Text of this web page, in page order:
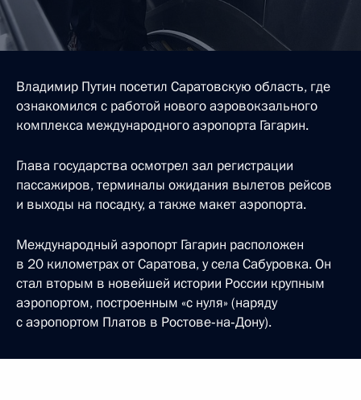
Владимир Путин посетил Саратовскую область, где
ознакомился с работой нового аэровокзального
комплекса международного аэропорта Гагарин.
Глава государства осмотрел зал регистрации
пассажиров, терминалы ожидания вылетов рейсов
и выходы на посадку, а также макет аэропорта.
Международный аэропорт Гагарин расположен
в 20 километрах от Саратова, у села Сабуровка. Он
стал вторым в новейшей истории России крупным
аэропортом, построенным «с нуля» (наряду
с аэропортом Платов в Ростове‑на‑Дону).